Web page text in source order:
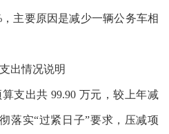
主要原因是减少一辆公务车相
出情况说明
支出共 99.90 万元，较上年减
落实“过紧日子”要求，压减项